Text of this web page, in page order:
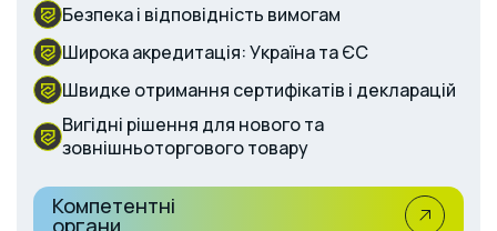
Безпека і відповідність вимогам
Широка акредитація: Україна та ЄС
Швидке отримання сертифікатів і декларацій
Вигідні рішення для нового та
зовнішньоторгового товару
Компетентні